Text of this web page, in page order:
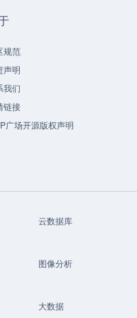
规范
声明
我们
链接
广场开源版权声明
云数据库
图像分析
大数据